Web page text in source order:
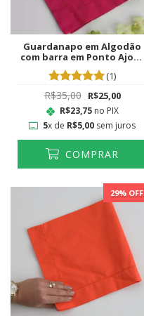
Guardanapo em Algodão
com barra em Ponto Ajour
Pink
(1)
R$35,00 R$25,00
R$23,75no PIX
5x de R$5,00 sem juros
COMPRAR
29% OFF